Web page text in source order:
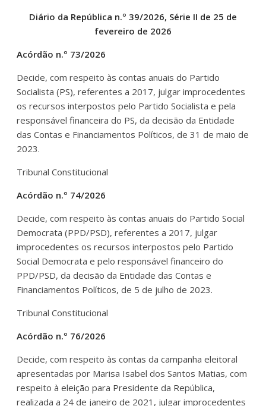
Diário da República n.º 39/2026, Série II de 25 de
fevereiro de 2026
Acórdão n.º 73/2026
Decide, com respeito às contas anuais do Partido
Socialista (PS), referentes a 2017, julgar improcedentes
os recursos interpostos pelo Partido Socialista e pela
responsável financeira do PS, da decisão da Entidade
das Contas e Financiamentos Políticos, de 31 de maio de
2023.
Tribunal Constitucional
Acórdão n.º 74/2026
Decide, com respeito às contas anuais do Partido Social
Democrata (PPD/PSD), referentes a 2017, julgar
improcedentes os recursos interpostos pelo Partido
Social Democrata e pelo responsável financeiro do
PPD/PSD, da decisão da Entidade das Contas e
Financiamentos Políticos, de 5 de julho de 2023.
Tribunal Constitucional
Acórdão n.º 76/2026
Decide, com respeito às contas da campanha eleitoral
apresentadas por Marisa Isabel dos Santos Matias, com
respeito à eleição para Presidente da República,
realizada a 24 de janeiro de 2021, julgar improcedentes